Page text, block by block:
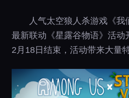
人气太空狼人杀游戏《我
最新联动《星露谷物语》活动
2月18日结束，活动带来大量